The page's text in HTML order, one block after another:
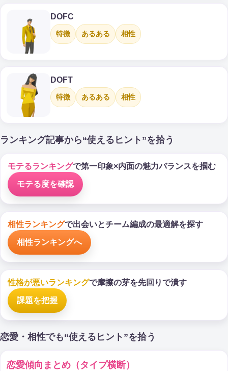
DOFC
特徴 あるある 相性
DOFT
特徴 あるある 相性
ランキング記事から“使えるヒント”を拾う
モテるランキングで第一印象×内面の魅力バランスを掴む
モテる度を確認
相性ランキングで出会いとチーム編成の最適解を探す
相性ランキングへ
性格が悪いランキングで摩擦の芽を先回りで潰す
課題を把握
恋愛・相性でも“使えるヒント”を拾う
恋愛傾向まとめ（タイプ横断）